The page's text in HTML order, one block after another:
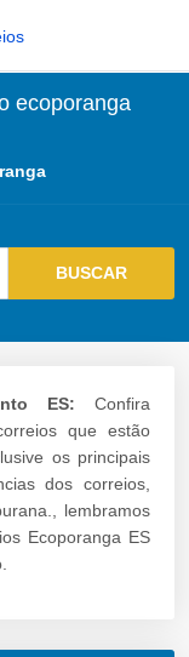
ecoporanga
ES: Confira
que estão
os principais
dos correios,
lembramos
Ecoporanga ES